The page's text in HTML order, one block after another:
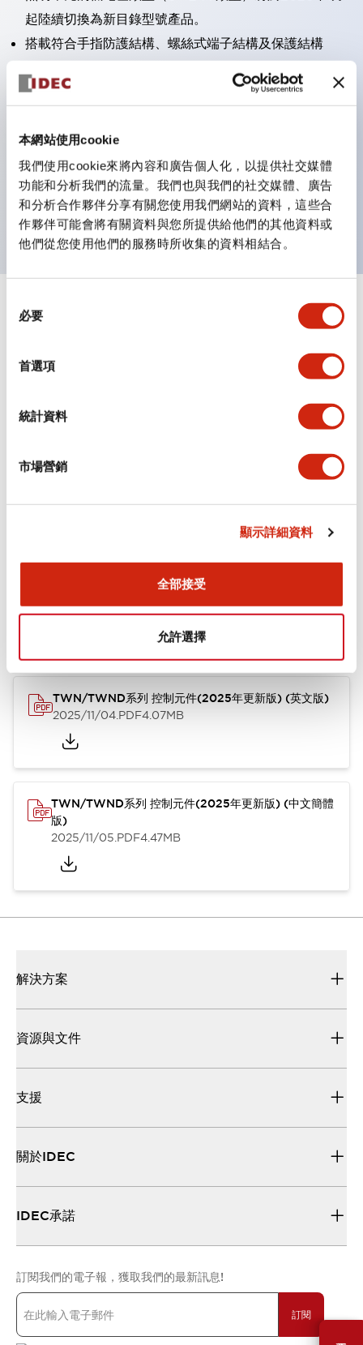
本網站使用cookie
我們使用cookie來將內容和廣告個人化，以提供社交媒體
功能和分析我們的流量。我們也與我們的社交媒體、廣告
和分析合作夥伴分享有關您使用我們網站的資料，這些合
作夥伴可能會將有關資料與您所提供給他們的其他資料或
他們從您使用他們的服務時所收集的資料相結合。
必要
首選項
統計資料
市場營銷
顯示詳細資料
全部接受
允許選擇
起陸續切換為新目錄型號產品。
搭載符合手指防護結構、螺絲式端子結構及保護結構
可搭載高電壓類型的LED燈泡，直接型的額定使用電壓
一顆LED燈泡（LSRD燈泡）即可表現六種顏色。過去分
別為每種顏色設計的LED燈泡，現在可用一顆單色LED
燈泡來表現各種顏色。
主要機種具備UL、CSA認證及符合EN標準。
規格 顯示全部 +
認證與標準
TWN/TWND系列 控制元件(2025年更新版) (英文版)
2025/11/04.PDF4.07MB
TWN/TWND系列 控制元件(2025年更新版) (中文簡體
版)
2025/11/05.PDF4.47MB
解決方案
資源與文件
支援
關於IDEC
IDEC承諾
訂閱我們的電子報，獲取我們的最新訊息!
訂閱